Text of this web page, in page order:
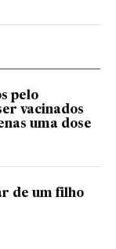
pelo
vacinados
uma dose
de um filho